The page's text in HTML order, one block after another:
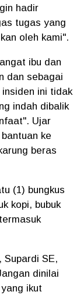
hadir
tugas yang
oleh kami".
ibu dan
dan sebagai
ini tidak
indah dibalik
Ujar
ke
beras
(1) bungkus
kopi, bubuk
Supardi SE,
dinilai
ikut